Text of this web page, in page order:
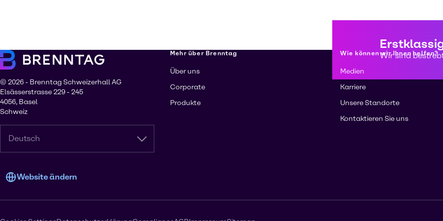
Wir sind
© 2026 - Brenntag Schweizerhall AG
Elsässerstrasse 229 - 245
4056, Basel
Schweiz
Deutsch
Website ändern
Mehr über Brenntag
Über uns
Corporate
Produkte
Wie können wir Ihnen helfen?
Medien
Karriere
Unsere Standorte
Kontaktieren Sie uns